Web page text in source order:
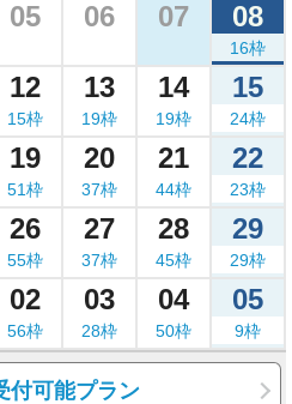
05 06 07 08
16枠
12
15枠
13
19枠
14
19枠
15
24枠
19
51枠
20
37枠
21
44枠
22
23枠
26
55枠
27
37枠
28
45枠
29
29枠
02
56枠
03
28枠
04
50枠
05
9枠
付可能プラン